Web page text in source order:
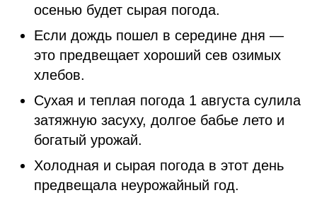
осенью будет сырая погода.
Если дождь пошел в середине дня —
это предвещает хороший сев озимых
хлебов.
Сухая и теплая погода 1 августа сулила
затяжную засуху, долгое бабье лето и
богатый урожай.
Холодная и сырая погода в этот день
предвещала неурожайный год.